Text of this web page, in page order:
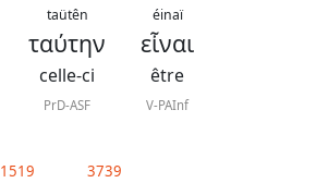
taütên
ταύτην
celle-ci
PrD-ASF
éinaï
εἶναι
être
V-PAInf
1519 3739